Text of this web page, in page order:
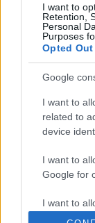
I want to
Retention,
Personal
Purposes
Opted Out
Google
I want to
related to
device
I want to
Google for
I want to
Update
kész
Hakapeszi Miki•
Ugribugri
lenni, de
Valamit
hogy a